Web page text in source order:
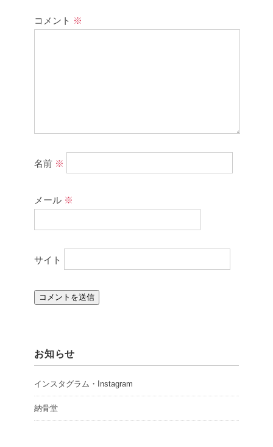
コメント ※
名前 ※
メール ※
サイト
お知らせ
インスタグラム・Instagram
納骨堂